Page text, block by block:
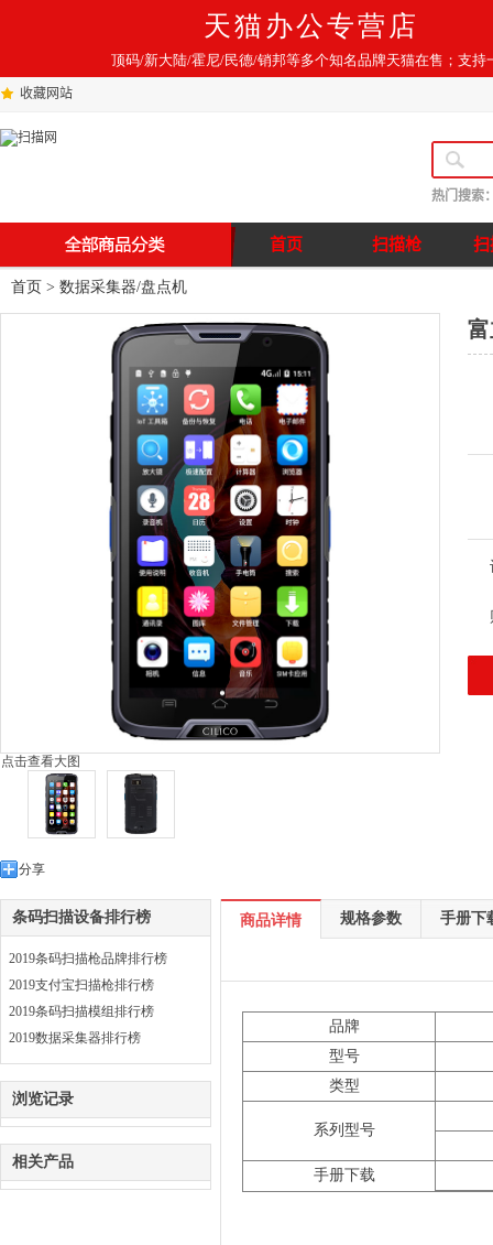
天猫办公专营店
顶码/新大陆/霍尼/民德/销邦等多个知名品牌天猫在售；支持
收藏网站
热门搜索
首页 扫描枪 扫
首页 > 数据采集器/盘点机
点击查看大图
分享
条码扫描设备排行榜
2019条码扫描枪品牌排行榜
2019支付宝扫描枪排行榜
2019条码扫描模组排行榜
2019数据采集器排行榜
浏览记录
相关产品
商品详情 规格参数 手册下
品牌
型号
类型
系列型号
手册下载